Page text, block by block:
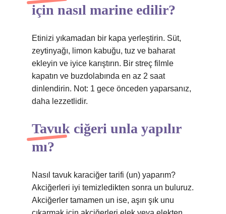
için nasıl marine edilir?
Etinizi yıkamadan bir kapa yerleştirin. Süt,
zeytinyağı, limon kabuğu, tuz ve baharat
ekleyin ve iyice karıştırın. Bir streç filmle
kapatın ve buzdolabında en az 2 saat
dinlendirin. Not: 1 gece önceden yaparsanız,
daha lezzetlidir.
Tavuk ciğeri unla yapılır
mı?
Nasıl tavuk karaciğer tarifi (un) yaparım?
Akciğerleri iyi temizledikten sonra un buluruz.
Akciğerler tamamen un ise, aşırı şık unu